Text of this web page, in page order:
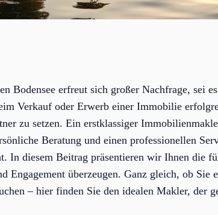
Bodensee erfreut sich großer Nachfrage, sei
Verkauf oder Erwerb einer Immobilie
zu setzen. Ein erstklassiger
Beratung und einen professionellen
In diesem Beitrag präsentieren wir Ihnen die
Engagement überzeugen. Ganz gleich, ob
– hier finden Sie den idealen Makler, der